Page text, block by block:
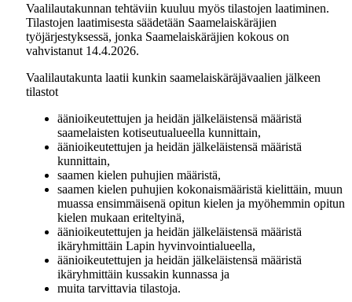
Vaalilautakunnan tehtäviin kuuluu myös tilastojen laatiminen.
Tilastojen laatimisesta säädetään Saamelaiskäräjien
työjärjestyksessä, jonka Saamelaiskäräjien kokous on
vahvistanut 14.4.2026.
Vaalilautakunta laatii kunkin saamelaiskäräjävaalien jälkeen
tilastot
äänioikeutettujen ja heidän jälkeläistensä määristä
saamelaisten kotiseutualueella kunnittain,
äänioikeutettujen ja heidän jälkeläistensä määristä
kunnittain,
saamen kielen puhujien määristä,
saamen kielen puhujien kokonaismääristä kielittäin, muun
muassa ensimmäisenä opitun kielen ja myöhemmin opitun
kielen mukaan eriteltyinä,
äänioikeutettujen ja heidän jälkeläistensä määristä
ikäryhmittäin Lapin hyvinvointialueella,
äänioikeutettujen ja heidän jälkeläistensä määristä
ikäryhmittäin kussakin kunnassa ja
muita tarvittavia tilastoja.